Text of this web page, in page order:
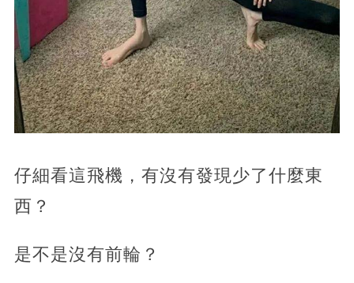
仔細看這飛機，有沒有發現少了什麼東
西？
是不是沒有前輪？